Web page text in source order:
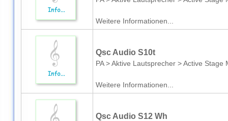
Weitere Informationen...
Qsc Audio S10t
PA > Aktive Lautsprecher > Active Stage
Weitere Informationen...
Qsc Audio S12 Wh